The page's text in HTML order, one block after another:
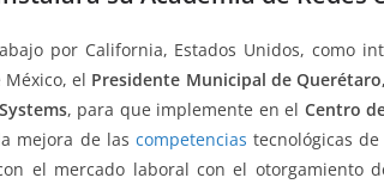
k
a
m
por California, Estados Unidos, como
el Presidente Municipal de
, para que implemente en el Centro
mejora de las competencias tecnológicas
el mercado laboral con el otorgamiento